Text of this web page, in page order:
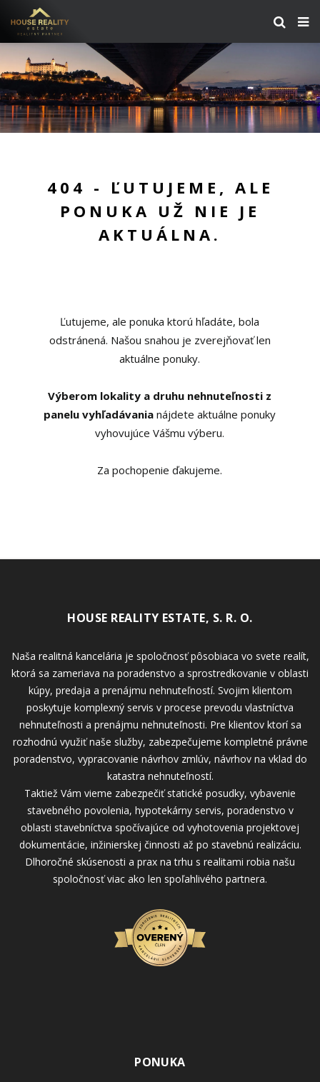
404 - ĽUTUJEME, ALE
PONUKA UŽ NIE JE
AKTUÁLNA.
Ľutujeme, ale ponuka ktorú hľadáte, bola
odstránená. Našou snahou je zverejňovať len
aktuálne ponuky.
Výberom lokality a druhu nehnuteľnosti z
panelu vyhľadávania nájdete aktuálne ponuky
vyhovujúce Vášmu výberu.
Za pochopenie ďakujeme.
HOUSE REALITY ESTATE, S. R. O.
Naša realitná kancelária je spoločnosť pôsobiaca vo svete realít,
ktorá sa zameriava na poradenstvo a sprostredkovanie v oblasti
kúpy, predaja a prenájmu nehnuteľností. Svojim klientom
poskytuje komplexný servis v procese prevodu vlastníctva
nehnuteľnosti a prenájmu nehnuteľnosti. Pre klientov ktorí sa
rozhodnú využiť naše služby, zabezpečujeme kompletné právne
poradenstvo, vypracovanie návrhov zmlúv, návrhov na vklad do
katastra nehnuteľností.
Taktiež Vám vieme zabezpečiť statické posudky, vybavenie
stavebného povolenia, hypotekárny servis, poradenstvo v
oblasti stavebníctva spočívajúce od vyhotovenia projektovej
dokumentácie, inžinierskej činnosti až po stavebnú realizáciu.
Dlhoročné skúsenosti a prax na trhu s realitami robia našu
spoločnosť viac ako len spoľahlivého partnera.
PONUKA